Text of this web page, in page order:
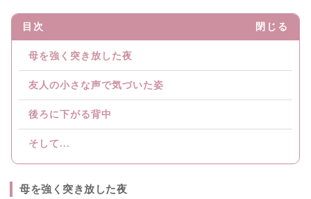
目次 閉じる
母を強く突き放した夜
友人の小さな声で気づいた姿
後ろに下がる背中
そして...
母を強く突き放した夜